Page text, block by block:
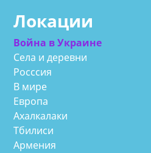
Локации
Война в Украине
Села и деревни
Росссия
В мире
Европа
Ахалкалаки
Тбилиси
Армения